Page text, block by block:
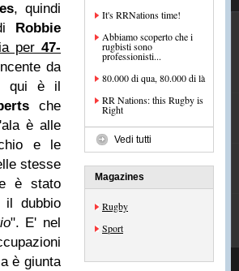
, quindi
Robbie
per 47-
da
qui è il
che
è alle
e le
stesse
è stato
il dubbio
". E' nel
è giunta
It's RRNations time!
Abbiamo scoperto che i
rugbisti sono
professionisti...
80.000 di qua, 80.000 di là
RR Nations: this Rugby is
Right
Vedi tutti
Magazines
Rugby
Sport